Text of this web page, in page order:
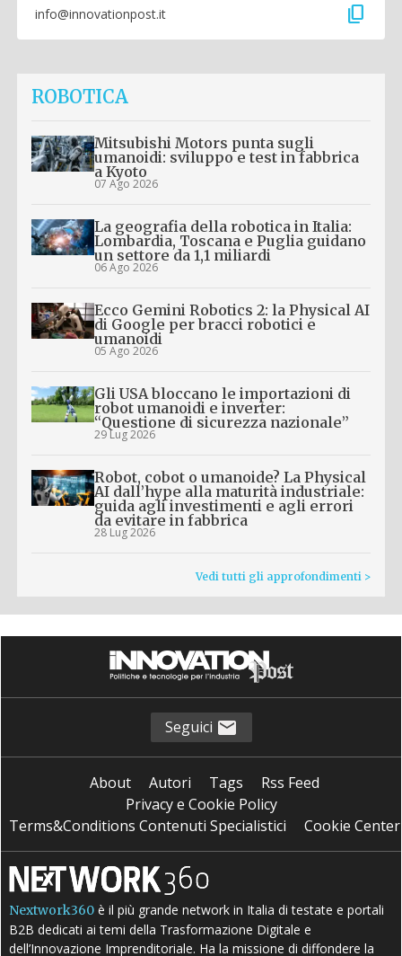
info@innovationpost.it content_copy
ROBOTICA
Mitsubishi Motors punta sugli
umanoidi: sviluppo e test in fabbrica
a Kyoto
07 Ago 2026
La geografia della robotica in Italia:
Lombardia, Toscana e Puglia guidano
un settore da 1,1 miliardi
06 Ago 2026
Ecco Gemini Robotics 2: la Physical AI
di Google per bracci robotici e
umanoidi
05 Ago 2026
Gli USA bloccano le importazioni di
robot umanoidi e inverter:
“Questione di sicurezza nazionale”
29 Lug 2026
Robot, cobot o umanoide? La Physical
AI dall’hype alla maturità industriale:
guida agli investimenti e agli errori
da evitare in fabbrica
28 Lug 2026
Vedi tutti gli approfondimenti >
Seguici
About Autori Tags
Rss Feed
Privacy e Cookie Policy
Terms&Conditions Contenuti Specialistici
Cookie Center
Nextwork360 è il più grande network in Italia di testate e portali
B2B dedicati ai temi della Trasformazione Digitale e
dell’Innovazione Imprenditoriale. Ha la missione di diffondere la